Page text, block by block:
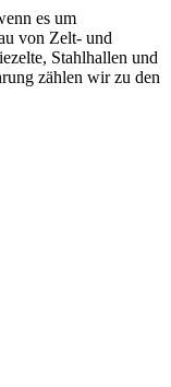
es um
von Zelt- und
Stahlhallen und
zählen wir zu den